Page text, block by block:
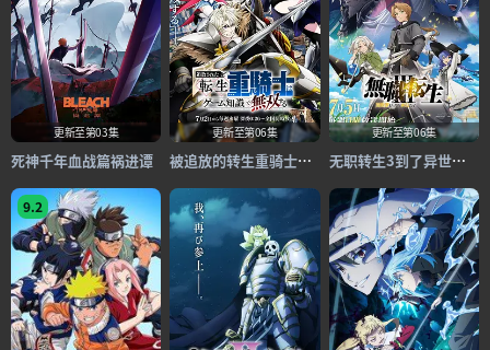
更新至第03集
死神千年血战篇祸进谭
更新至第06集
被追放的转生重骑士用游戏知识开无双
更新至第06集
无职转生3到了异世界就拿出真本事
9.2